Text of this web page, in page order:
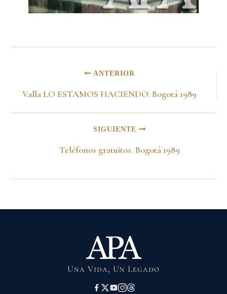
ANTERIOR
Valla LO ESTAMOS HACIENDO. Bogotá 1989
SIGUIENTE
Teléfonos gratuitos. Bogotá 1989
Una Vida, Un Legado